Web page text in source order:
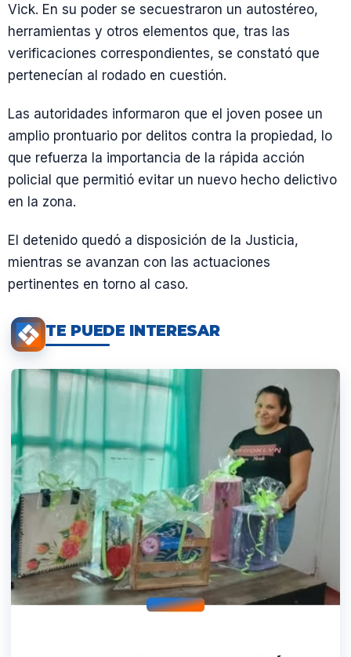
Vick. En su poder se secuestraron un autostéreo,
herramientas y otros elementos que, tras las
verificaciones correspondientes, se constató que
pertenecían al rodado en cuestión.
Las autoridades informaron que el joven posee un
amplio prontuario por delitos contra la propiedad, lo
que refuerza la importancia de la rápida acción
policial que permitió evitar un nuevo hecho delictivo
en la zona.
El detenido quedó a disposición de la Justicia,
mientras se avanzan con las actuaciones
pertinentes en torno al caso.
TE PUEDE INTERESAR